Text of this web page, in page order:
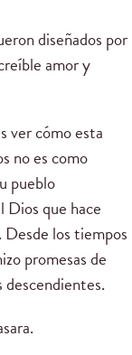
diseñados por
amor y
ver cómo esta
no es como
pueblo
que hace
Desde los tiempos
promesas de
descendientes.